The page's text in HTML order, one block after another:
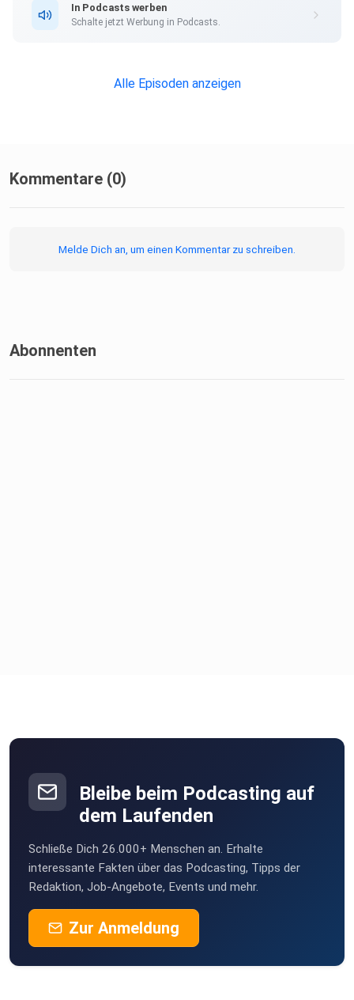
In Podcasts werben
Schalte jetzt Werbung in Podcasts.
Alle Episoden anzeigen
Kommentare (0)
Melde Dich an, um einen Kommentar zu schreiben.
Abonnenten
Bleibe beim Podcasting auf
dem Laufenden
Schließe Dich 26.000+ Menschen an. Erhalte
interessante Fakten über das Podcasting, Tipps der
Redaktion, Job-Angebote, Events und mehr.
Zur Anmeldung